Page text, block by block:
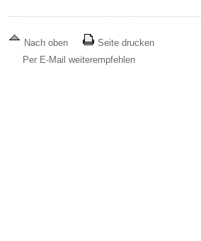
Nach oben
Seite drucken
Per E-Mail weiterempfehlen